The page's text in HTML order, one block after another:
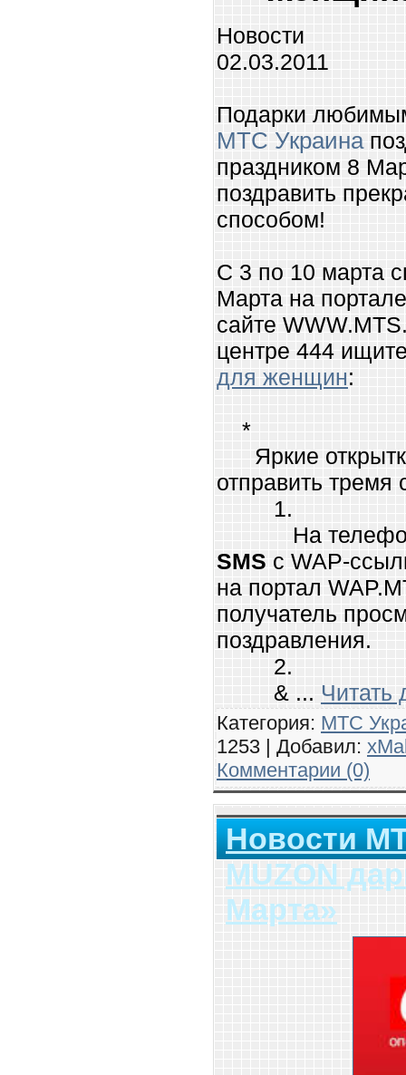
Новости
02.03.2011
Подарки
МТС Украина
праздником 8
поздравить
способом!
С 3 по 10 марта
Марта на
сайте
центре 444
для женщин:
*
Яркие
отправить тремя
1.
На телефон
SMS с WAP-
на портал
получатель
поздравления.
2.
& ... Читать
Категория: МТС
1253 | Добавил:
Комментарии (0)
Новости
MUZON
Марта»